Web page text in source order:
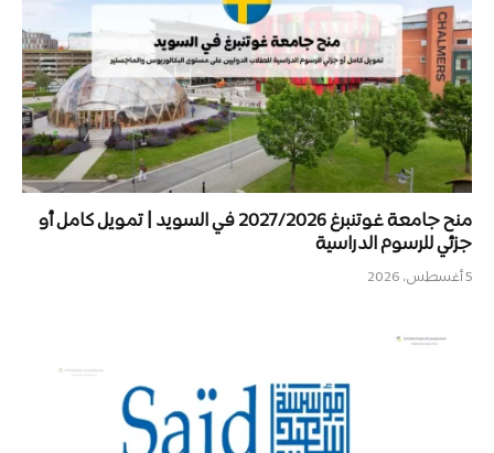
منح جامعة غوتنبرغ 2027/2026 في السويد | تمويل كامل أو
جزئي للرسوم الدراسية
5 أغسطس، 2026